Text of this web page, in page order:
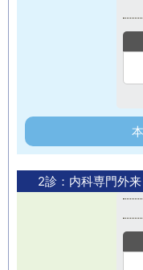
2診：内科専門外